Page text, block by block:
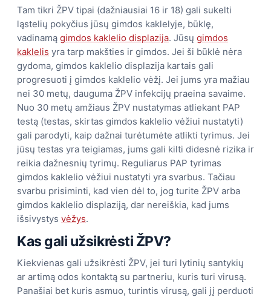
Tam tikri ŽPV tipai (dažniausiai 16 ir 18) gali sukelti
ląstelių pokyčius jūsų gimdos kaklelyje, būklę,
vadinamą gimdos kaklelio displazija. Jūsų gimdos
kaklelis yra tarp makšties ir gimdos. Jei ši būklė nėra
gydoma, gimdos kaklelio displazija kartais gali
progresuoti į gimdos kaklelio vėžį. Jei jums yra mažiau
nei 30 metų, dauguma ŽPV infekcijų praeina savaime.
Nuo 30 metų amžiaus ŽPV nustatymas atliekant PAP
testą (testas, skirtas gimdos kaklelio vėžiui nustatyti)
gali parodyti, kaip dažnai turėtumėte atlikti tyrimus. Jei
jūsų testas yra teigiamas, jums gali kilti didesnė rizika ir
reikia dažnesnių tyrimų. Reguliarus PAP tyrimas
gimdos kaklelio vėžiui nustatyti yra svarbus. Tačiau
svarbu prisiminti, kad vien dėl to, jog turite ŽPV arba
gimdos kaklelio displaziją, dar nereiškia, kad jums
išsivystys vėžys.
Kas gali užsikrėsti ŽPV?
Kiekvienas gali užsikrėsti ŽPV, jei turi lytinių santykių
ar artimą odos kontaktą su partneriu, kuris turi virusą.
Panašiai bet kuris asmuo, turintis virusą, gali jį perduoti